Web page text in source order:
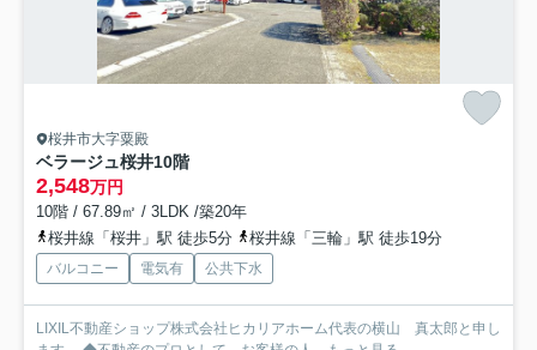
桜井市大字粟殿
ベラージュ桜井10階
2,548万円
10階 / 67.89㎡ / 3LDK /築20年
桜井線「桜井」駅 徒歩5分
桜井線「三輪」駅 徒歩19分
バルコニー 電気有 公共下水
LIXIL不動産ショップ株式会社ヒカリアホーム代表の横山 真太郎と申し